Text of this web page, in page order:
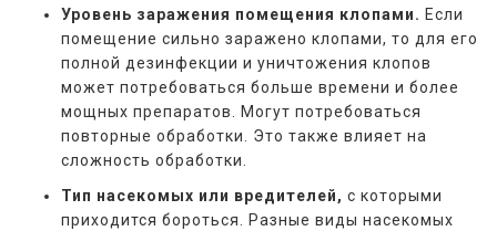
Уровень заражения помещения клопами. Если
помещение сильно заражено клопами, то для его
полной дезинфекции и уничтожения клопов
может потребоваться больше времени и более
мощных препаратов. Могут потребоваться
повторные обработки. Это также влияет на
сложность обработки.
Тип насекомых или вредителей, с которыми
приходится бороться. Разные виды насекомых